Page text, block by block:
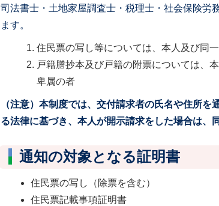
司法書士・土地家屋調査士・税理士・社会保険労
ます。
住民票の写し等については、本人及び同
戸籍謄抄本及び戸籍の附票については、
卑属の者
（注意）本制度では、交付請求者の氏名や住所
る法律に基づき、本人が開示請求をした場合は、
通知の対象となる証明書
住民票の写し（除票を含む）
住民票記載事項証明書